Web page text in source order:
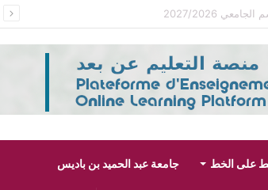
على الخط جامعة عبد الحميد بن باديس